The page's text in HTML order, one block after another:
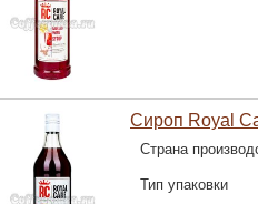
Сироп Royal
Страна
Тип упаковки